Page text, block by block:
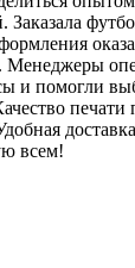
Заказала
и помогли
печати
всем!